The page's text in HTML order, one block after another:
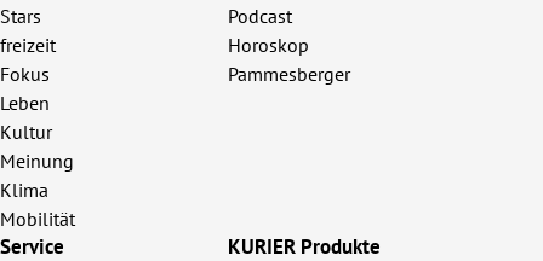
Stars
freizeit
Fokus
Leben
Kultur
Meinung
Klima
Mobilität
Podcast
Horoskop
Pammesberger
Service KURIER Produkte